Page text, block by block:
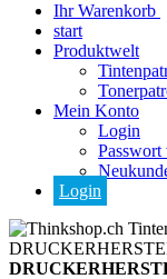
Ihr Warenkorb
start
Produktwelt
Mein Konto
Login
Passwort
Login